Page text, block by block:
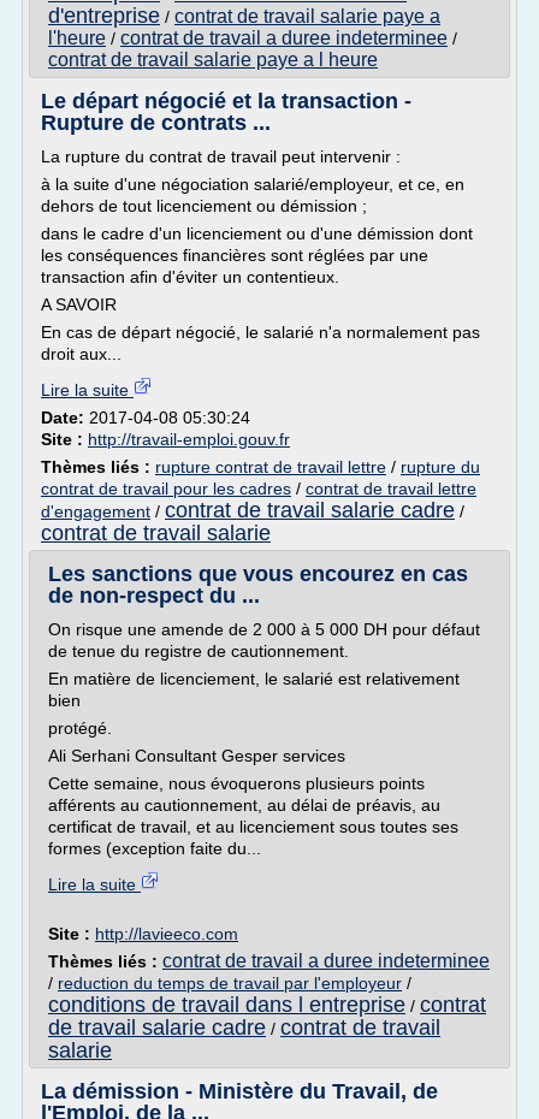
d'entreprise / contrat de travail salarie paye a
l'heure / contrat de travail a duree indeterminee /
contrat de travail salarie paye a l heure
Le départ négocié et la transaction -
Rupture de contrats ...
La rupture du contrat de travail peut intervenir :
à la suite d'une négociation salarié/employeur, et ce, en
dehors de tout licenciement ou démission ;
dans le cadre d'un licenciement ou d'une démission dont
les conséquences financières sont réglées par une
transaction afin d'éviter un contentieux.
A SAVOIR
En cas de départ négocié, le salarié n'a normalement pas
droit aux...
Lire la suite
Date: 2017-04-08 05:30:24
Site : http://travail-emploi.gouv.fr
Thèmes liés : rupture contrat de travail lettre / rupture du
contrat de travail pour les cadres / contrat de travail lettre
d'engagement / contrat de travail salarie cadre /
contrat de travail salarie
Les sanctions que vous encourez en cas
de non-respect du ...
On risque une amende de 2 000 à 5 000 DH pour défaut
de tenue du registre de cautionnement.
En matière de licenciement, le salarié est relativement
bien
protégé.
Ali Serhani Consultant Gesper services
Cette semaine, nous évoquerons plusieurs points
afférents au cautionnement, au délai de préavis, au
certificat de travail, et au licenciement sous toutes ses
formes (exception faite du...
Lire la suite
Site : http://lavieeco.com
Thèmes liés : contrat de travail a duree indeterminee
/ reduction du temps de travail par l'employeur /
conditions de travail dans l entreprise / contrat
de travail salarie cadre / contrat de travail
salarie
La démission - Ministère du Travail, de
l'Emploi, de la ...